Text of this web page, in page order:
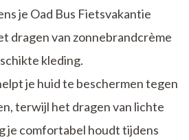
je Oad Bus Fietsvakantie
dragen van zonnebrandcrème
kleding.
je huid te beschermen tegen
terwijl het dragen van lichte
je comfortabel houdt tijdens